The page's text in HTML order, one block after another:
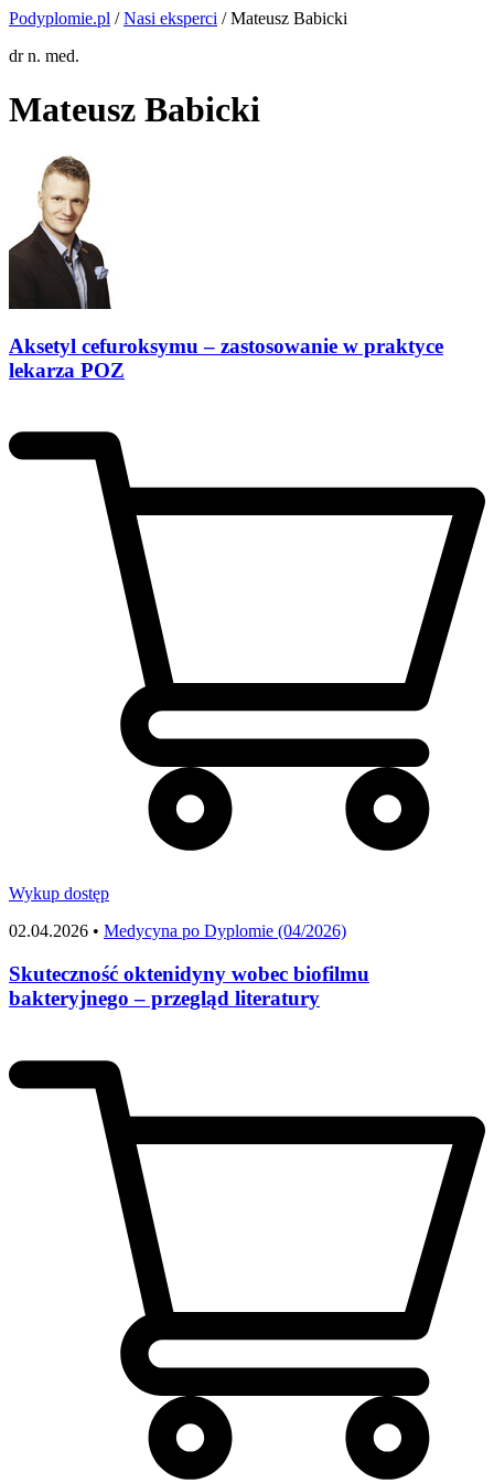
Podyplomie.pl /Nasi eksperci / Mateusz Babicki
dr n. med.
Mateusz Babicki
Aksetyl cefuroksymu – zastosowanie w praktyce
lekarza POZ
Wykup dostęp
02.04.2026 • Medycyna po Dyplomie (04/2026)
Skuteczność oktenidyny wobec biofilmu
bakteryjnego – przegląd literatury